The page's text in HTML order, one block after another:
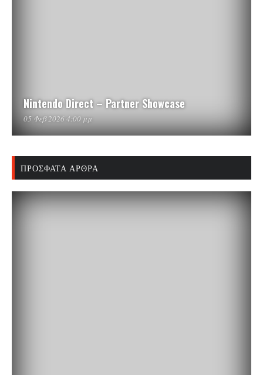
Nintendo Direct – Partner Showcase
05 Φεβ 2026 4:00 μμ
ΠΡΌΣΦΑΤΑ ΆΡΘΡΑ